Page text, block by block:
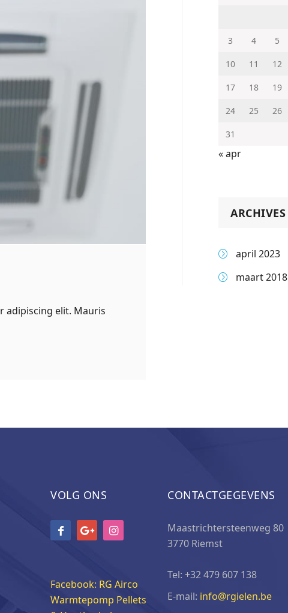
adipiscing elit. Mauris
3 4 5
10 11 12
17 18 19
24 25 26
31
« apr
ARCHIVES
april 2023
maart 2018
VOLG ONS
Facebook: RG Airco
Warmtepomp Pellets
CONTACTGEGEVENS
Maastrichtersteenweg 80
3770 Riemst
Tel: +32 479 607 138
E-mail: info@rgielen.be